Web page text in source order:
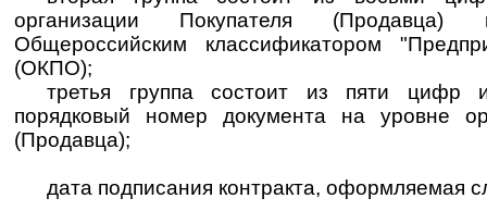
организации Покупателя
Общероссийским классификатором
(ОКПО);
третья группа состоит из пяти цифр
порядковый номер документа на уровне
(Продавца);
дата подписания контракта, оформляемая